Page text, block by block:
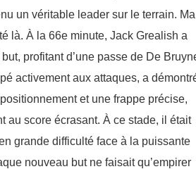
un véritable leader sur le terrain.
là. À la 66e minute, Jack Grealish a
profitant d’une passe de De
activement aux attaques, a
et une frappe précise,
au score écrasant. À ce stade, il était
grande difficulté face à la puissante
nouveau but ne faisait qu’empirer